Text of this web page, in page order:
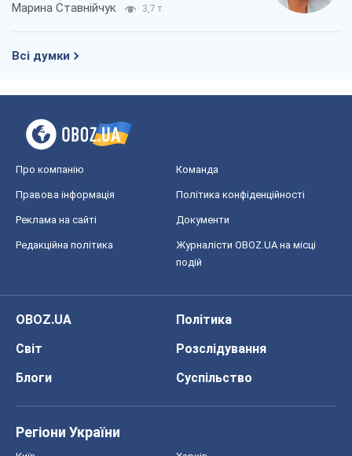
Марина Ставнійчук 3,7 т.
Всі думки
Про компанію Команда
Правова інформація Політика конфіденційності
Реклама на сайті Документи
Редакційна політика
Журналісти OBOZ.UA на місці
подій
OBOZ.UA
Політика
Світ
Розслідування
Блоги
Суспільство
Регіони України